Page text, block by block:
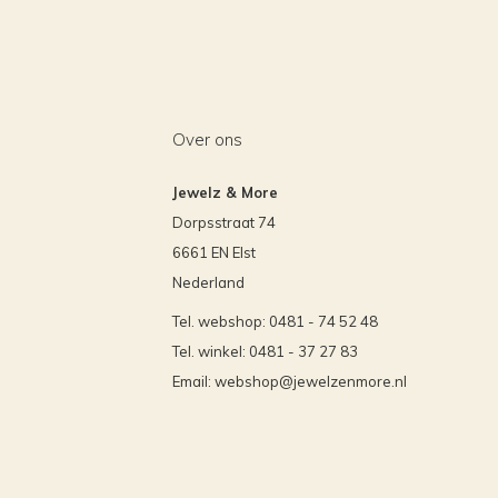
Over ons
Jewelz & More
Dorpsstraat 74
6661 EN Elst
Nederland
Tel. webshop: 0481 - 74 52 48
Tel. winkel: 0481 - 37 27 83
Email: webshop@jewelzenmore.nl